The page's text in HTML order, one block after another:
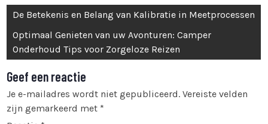
Bericht
navigatie
De Betekenis en Belang van Kalibratie in Meetprocessen
Optimaal Genieten van uw Avonturen: Camper
Onderhoud Tips voor Zorgeloze Reizen
Geef een reactie
Je e-mailadres wordt niet gepubliceerd. Vereiste velden
zijn gemarkeerd met *